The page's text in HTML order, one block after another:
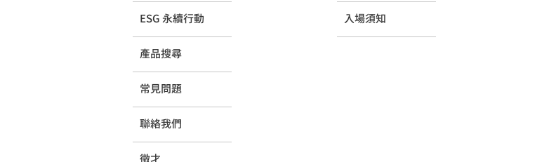
ESG 永續行動
產品搜尋
常見問題
聯絡我們
徵才
入場須知